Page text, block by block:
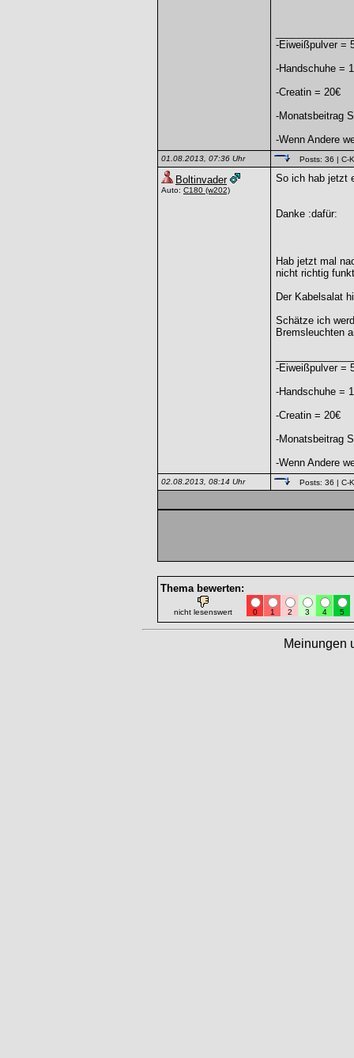
-Eiweißpulver =
-Handschuhe =
-Creatin = 20€
-Monatsbeitrag
-Wenn Andere
01.08.2013, 07:36 Uhr Posts: 36 | C-
Boltinvader
Auto: C180 (w202)
So ich hab jetzt
Danke :dafür:
Hab jetzt mal
nicht richtig
Der Kabelsalat
Schätze ich
Bremsleuchten
-Eiweißpulver =
-Handschuhe =
-Creatin = 20€
-Monatsbeitrag
-Wenn Andere
02.08.2013, 08:14 Uhr Posts: 36 | C-
Thema bewerten:
nicht lesenswert 0 1 2 3 4 5
Meinungen